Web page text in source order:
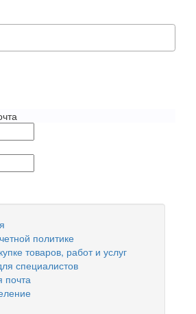
политике
товаров, работ и услуг
специалистов
почта